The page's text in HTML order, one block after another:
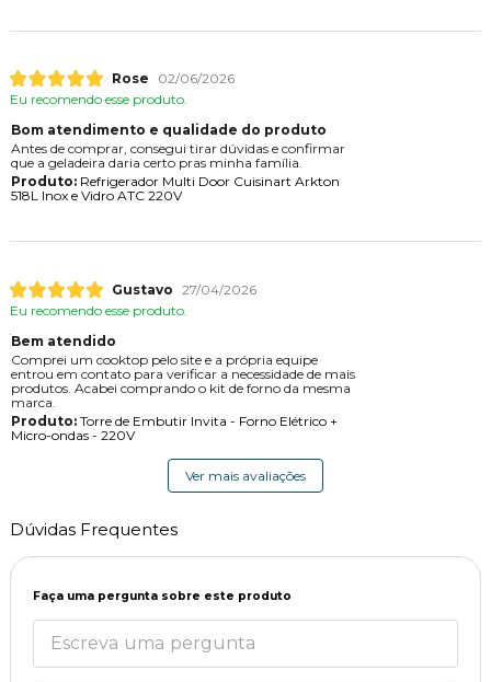
Rose
02/06/2026
Eu recomendo esse produto.
Bom atendimento e qualidade do produto
Antes de comprar, consegui tirar dúvidas e confirmar
que a geladeira daria certo pras minha família.
Produto:Refrigerador Multi Door Cuisinart Arkton
518L Inox e Vidro ATC 220V
Gustavo 27/04/2026
Eu recomendo esse produto.
Bem atendido
Comprei um cooktop pelo site e a própria equipe
entrou em contato para verificar a necessidade de mais
produtos. Acabei comprando o kit de forno da mesma
marca.
Produto:Torre de Embutir Invita - Forno Elétrico +
Micro-ondas - 220V
Ver mais avaliações
Dúvidas Frequentes
Faça uma pergunta sobre este produto